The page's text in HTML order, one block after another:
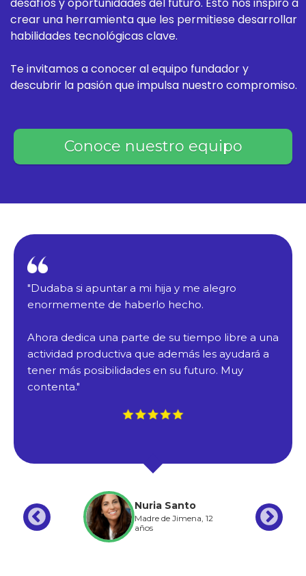
desafíos y oportunidades del futuro. Esto nos inspiró a
crear una herramienta que les permitiese desarrollar
habilidades tecnológicas clave.
Te invitamos a conocer al equipo fundador y
descubrir la pasión que impulsa nuestro compromiso.
Conoce nuestro equipo
"Dudaba si apuntar a mi hija y me alegro
enormemente de haberlo hecho.
Ahora dedica una parte de su tiempo libre a una
actividad productiva que además les ayudará a
tener más posibilidades en su futuro. Muy
contenta."
Nuria Santo
Madre de Jimena, 12
años